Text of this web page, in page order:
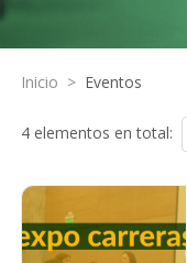
Inicio > Eventos
4 elementos en total: